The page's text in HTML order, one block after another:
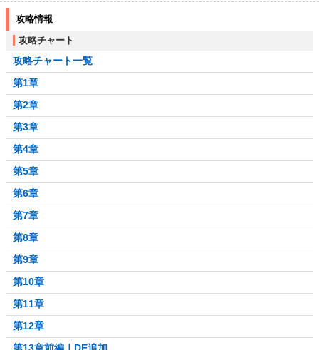
攻略情報
攻略チャート
攻略チャート一覧
第1章
第2章
第3章
第4章
第5章
第6章
第7章
第8章
第9章
第10章
第11章
第12章